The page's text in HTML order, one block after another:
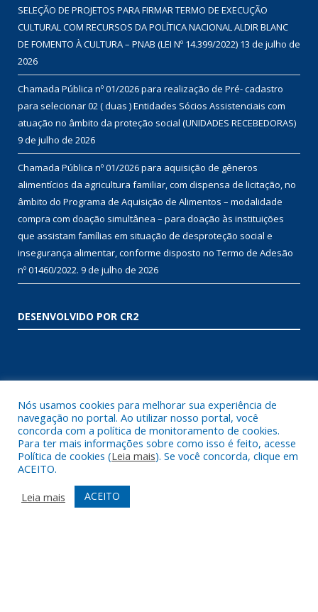
SELEÇÃO DE PROJETOS PARA FIRMAR TERMO DE EXECUÇÃO
CULTURAL COM RECURSOS DA POLÍTICA NACIONAL ALDIR BLANC
DE FOMENTO À CULTURA – PNAB (LEI Nº 14.399/2022) 13 de julho de
2026
Chamada Pública nº 01/2026 para realização de Pré- cadastro
para selecionar 02 ( duas ) Entidades Sócios Assistenciais com
atuação no âmbito da proteção social (UNIDADES RECEBEDORAS)
9 de julho de 2026
Chamada Pública nº 01/2026 para aquisição de gêneros
alimentícios da agricultura familiar, com dispensa de licitação, no
âmbito do Programa de Aquisição de Alimentos – modalidade
compra com doação simultânea – para doação às instituições
que assistam famílias em situação de desproteção social e
insegurança alimentar, conforme disposto no Termo de Adesão
nº 01460/2022. 9 de julho de 2026
DESENVOLVIDO POR CR2
Muito mais que criar siteousistema para prefeituras!
Realizamos umaassessoriacompleta, onde garantimos em
contrato que todas as exigências das
serão atendidas.
Nós usamos cookies para melhorar sua experiência de
navegação no portal. Ao utilizar nosso portal, você
concorda com a política de monitoramento de cookies.
Para ter mais informações sobre como isso é feito, acesse
Política de cookies (Leia mais). Se você concorda, clique em
ACEITO.
Leia mais
ACEITO